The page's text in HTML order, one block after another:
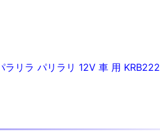
ポ懇願したら・・・
まったのか
リラ パリラリ 12V 車 用 KRB222